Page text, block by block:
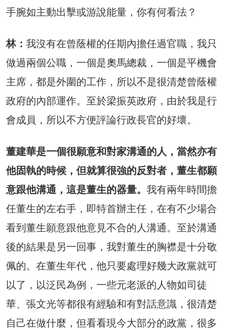
手腕如主動出擊或游說能量，你有何看法？
林： 我沒有在曾蔭權的任期內擔任過官職，我只
做過兩個公職，一個是奧馬總裁，一個是平機會
主席，都是外圍的工作，所以不是很清楚曾蔭權
政府的內部運作。至於梁振英政府，由於我是行
會成員，所以不方便評論行政長官的好壞。
董建華是一個很願意和對家溝通的人，當然亦有
他固執的時候，但就算很強的反對者，董生都願
意跟他溝通，這是董生的器量。 我有兩年時間擔
任董生的左右手，即特首辦主任，在有不少場合
看到董生願意跟他意見不合的人溝通。至於溝通
後的結果是另一回事，我對董生的胸襟是十分敬
佩的。在董生年代，他只要處理好幾大政黨就可
以了，以泛民為例，一些元老派的人物如司徒
華、張文光等都很有經驗和有對話意識，很清楚
自己在做什麼，但看看現今大部分的政黨，很多